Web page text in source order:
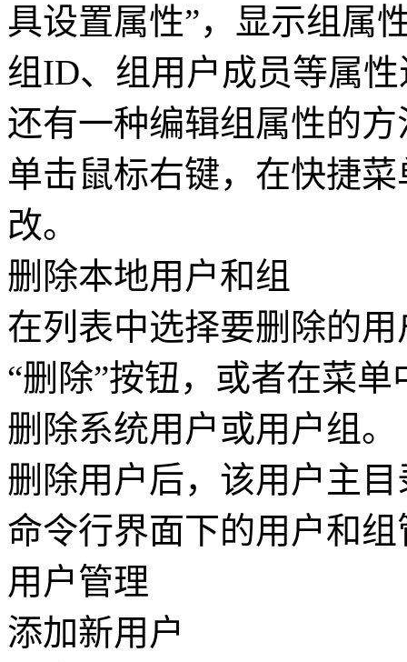
具设置属性”，显示组属
组ID、组用户成员等属
还有一种编辑组属性的
单击鼠标右键，在快捷
改。
删除本地用户和组
在列表中选择要删除的
“删除”按钮，或者在菜
删除系统用户或用户组。
删除用户后，该用户主
命令行界面下的用户和组
用户管理
添加新用户